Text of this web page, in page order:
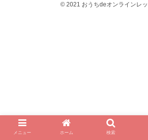
© 2021 おうちdeオンラインレッ
メニュー ホーム 検索